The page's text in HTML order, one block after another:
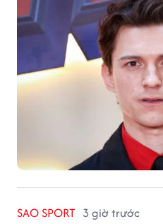
SAO SPORT 3 giờ trước